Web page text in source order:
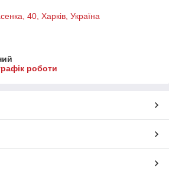
40, Харків, Україна
роботи